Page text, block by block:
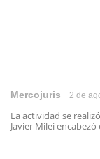
Mercojuris 2 de
La actividad se
Javier Milei